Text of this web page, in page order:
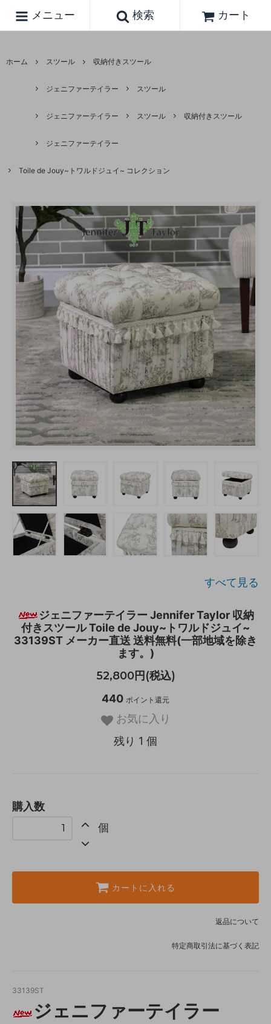
メニュー 検索 カート
ホーム スツール 収納付きスツール
ジェニファーテイラー スツール
ジェニファーテイラー スツール 収納付きスツール
ジェニファーテイラー
Toile de Jouy~トワルドジュイ~ コレクション
すべて見る
ジェニファーテイラー Jennifer Taylor 収納
付きスツール Toile de Jouy~トワルドジュイ~
33139ST メーカー直送 送料無料(一部地域を除き
ます。)
52,800円(税込)
440 ポイント還元
お気に入り
残り 1 個
購入数
個
カートに入れる
返品について
特定商取引法に基づく表記
33139ST
ジェニファーテイラー